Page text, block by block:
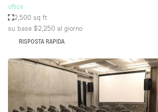
Spazio living
Vetrina
office
2,500 sq ft
su base $2,250 al giorno
RISPOSTA RAPIDA